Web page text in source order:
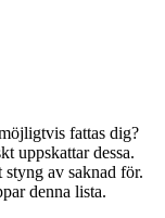
fattas dig?
uppskattar dessa.
av saknad för.
denna lista.